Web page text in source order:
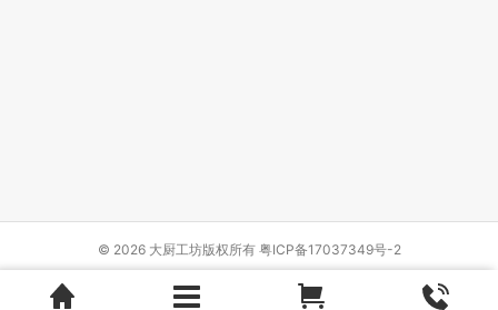
© 2026 大厨工坊版权所有 粤ICP备17037349号-2